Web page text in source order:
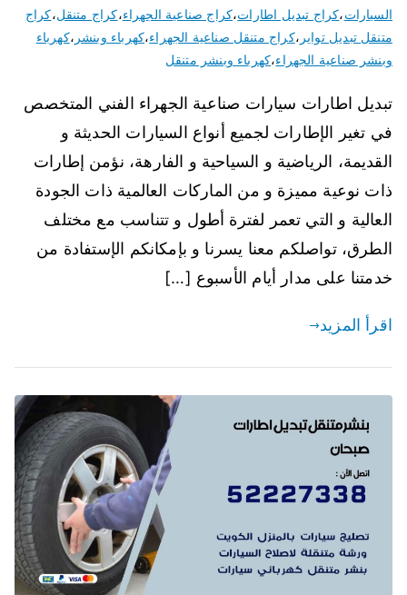
السيارات،كراج تبديل اطارات،كراج صناعية الجهراء،كراج متنقل،كراج
متنقل تبديل تواير ،كراج متنقل صناعية الجهراء،كهرباء وبنشر ،كهرباء
وبنشر صناعية الجهراء،كهرباء وبنشر متنقل
تبديل اطارات سيارات صناعية الجهراء الفني المتخصص
في تغير الإطارات لجميع أنواع السيارات الحديثة و
القديمة، الرياضية و السياحية و الفارهة، نؤمن إطارات
ذات نوعية مميزة و من الماركات العالمية ذات الجودة
العالية و التي تعمر لفترة أطول و تتناسب مع مختلف
الطرق، تواصلكم معنا يسرنا و بإمكانكم الإستفادة من
خدمتنا على مدار أيام الأسبوع […]
اقرأ المزيد